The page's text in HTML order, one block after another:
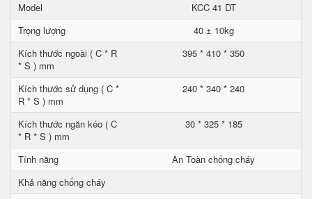
Model
KCC 41 DT
Trọng lượng
40 ± 10kg
Kích thước ngoài ( C * R
* S ) mm
395 * 410 * 350
Kích thước sử dụng ( C *
R * S ) mm
240 * 340 * 240
Kích thước ngăn kéo ( C
* R * S ) mm
30 * 325 * 185
Tính năng
An Toàn chống cháy
Khả năng chống cháy